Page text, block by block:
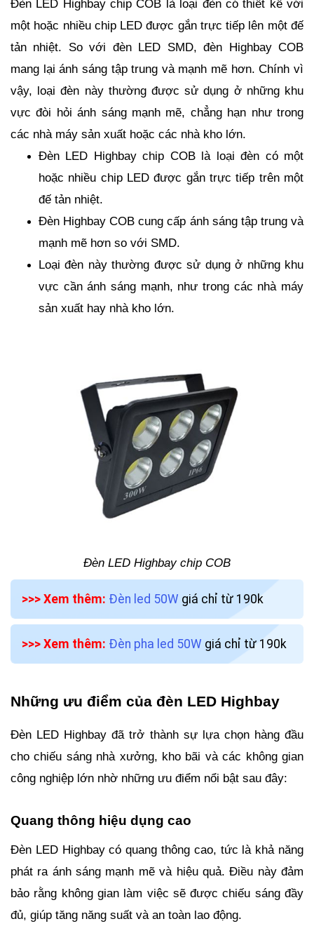
Đèn LED Highbay chip COB là loại đèn có thiết kế với
một hoặc nhiều chip LED được gắn trực tiếp lên một đế
tản nhiệt. So với đèn LED SMD, đèn Highbay COB
mang lại ánh sáng tập trung và mạnh mẽ hơn. Chính vì
vậy, loại đèn này thường được sử dụng ở những khu
vực đòi hỏi ánh sáng mạnh mẽ, chẳng hạn như trong
các nhà máy sản xuất hoặc các nhà kho lớn.
Đèn LED Highbay chip COB là loại đèn có một
hoặc nhiều chip LED được gắn trực tiếp trên một
đế tản nhiệt.
Đèn Highbay COB cung cấp ánh sáng tập trung và
mạnh mẽ hơn so với SMD.
Loại đèn này thường được sử dụng ở những khu
vực cần ánh sáng mạnh, như trong các nhà máy
sản xuất hay nhà kho lớn.
Đèn LED Highbay chip COB
>>> Xem thêm: Đèn led 50W giá chỉ từ 190k
>>> Xem thêm: Đèn pha led 50W giá chỉ từ 190k
Những ưu điểm của đèn LED Highbay
Đèn LED Highbay đã trở thành sự lựa chọn hàng đầu
cho chiếu sáng nhà xưởng, kho bãi và các không gian
công nghiệp lớn nhờ những ưu điểm nổi bật sau đây:
Quang thông hiệu dụng cao
Đèn LED Highbay có quang thông cao, tức là khả năng
phát ra ánh sáng mạnh mẽ và hiệu quả. Điều này đảm
bảo rằng không gian làm việc sẽ được chiếu sáng đầy
đủ, giúp tăng năng suất và an toàn lao động.